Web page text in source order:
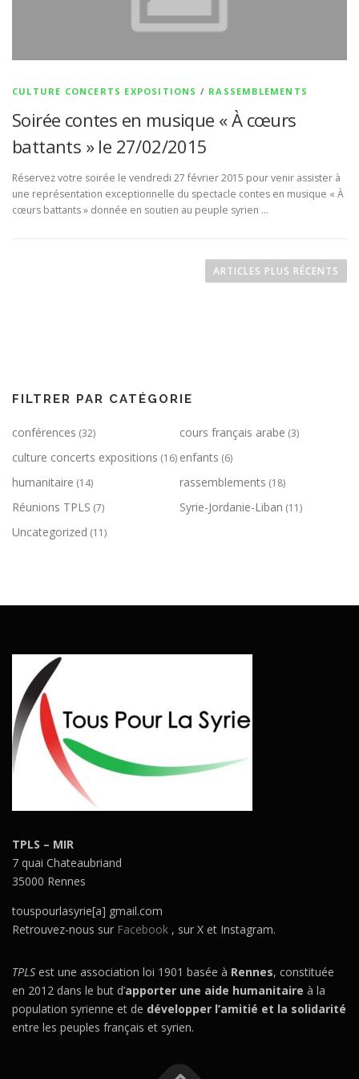
CULTURE CONCERTS EXPOSITIONS / RASSEMBLEMENTS
Soirée contes en musique « À cœurs
battants » le 27/02/2015
Réservez votre soirée le vendredi 27 février 2015 pour venir assister à
une représentation exceptionnelle du spectacle contes en musique « À
cœurs battants » donnée en soutien au peuple syrien …
i
n
d
e
s
r
c
ARTICLES PLUS RÉCENTS
FILTRER PAR CATÉGORIE
conférences (32) cours français arabe (3)
culture concerts expositions (16) enfants (6)
humanitaire (14) rassemblements (18)
Réunions TPLS (7) Syrie-Jordanie-Liban (11)
Uncategorized (11)
TPLS – MIR
7 quai Chateaubriand
35000 Rennes
touspourlasyrie[a] gmail.com
Retrouvez-nous sur Facebook , sur X et Instagram.
TPLS est une association loi 1901 basée à Rennes, constituée
en 2012 dans le but d’apporter une aide humanitaire à la
population syrienne et de développer l’amitié et la solidarité
entre les peuples français et syrien.